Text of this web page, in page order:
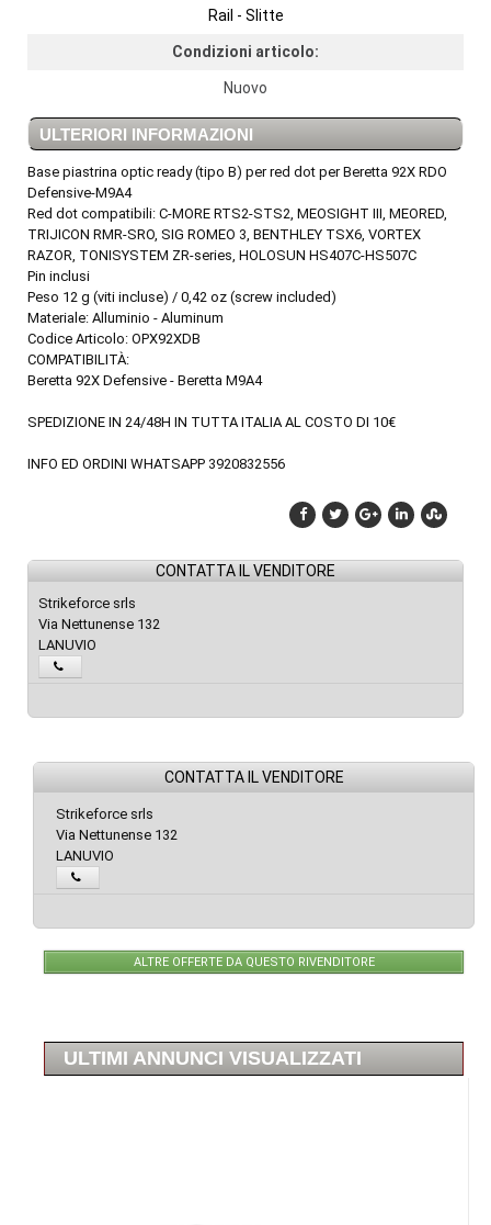
Rail - Slitte
Condizioni articolo:
Nuovo
ULTERIORI INFORMAZIONI
Base piastrina optic ready (tipo B) per red dot per Beretta 92X RDO
Defensive-M9A4
Red dot compatibili: C-MORE RTS2-STS2, MEOSIGHT III, MEORED,
TRIJICON RMR-SRO, SIG ROMEO 3, BENTHLEY TSX6, VORTEX
RAZOR, TONISYSTEM ZR-series, HOLOSUN HS407C-HS507C
Pin inclusi
Peso 12 g (viti incluse) / 0,42 oz (screw included)
Materiale: Alluminio - Aluminum
Codice Articolo: OPX92XDB
COMPATIBILITÀ:
Beretta 92X Defensive - Beretta M9A4
SPEDIZIONE IN 24/48H IN TUTTA ITALIA AL COSTO DI 10€
INFO ED ORDINI WHATSAPP 3920832556
CONTATTA IL VENDITORE
Strikeforce srls
Via Nettunense 132
LANUVIO
CONTATTA IL VENDITORE
Strikeforce srls
Via Nettunense 132
LANUVIO
ALTRE OFFERTE DA QUESTO RIVENDITORE
ULTIMI ANNUNCI VISUALIZZATI